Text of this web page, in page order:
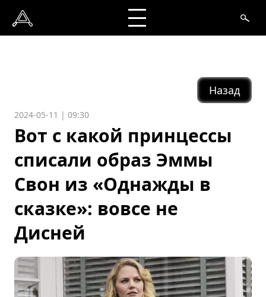
Назад
2024-05-11 | 09:30
Вот с какой принцессы
списали образ Эммы
Свон из «Однажды в
сказке»: вовсе не
Дисней